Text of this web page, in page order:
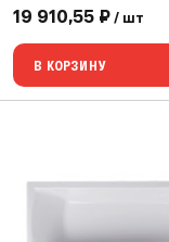
19 910,55 ₽ / шт
В КОРЗИНУ